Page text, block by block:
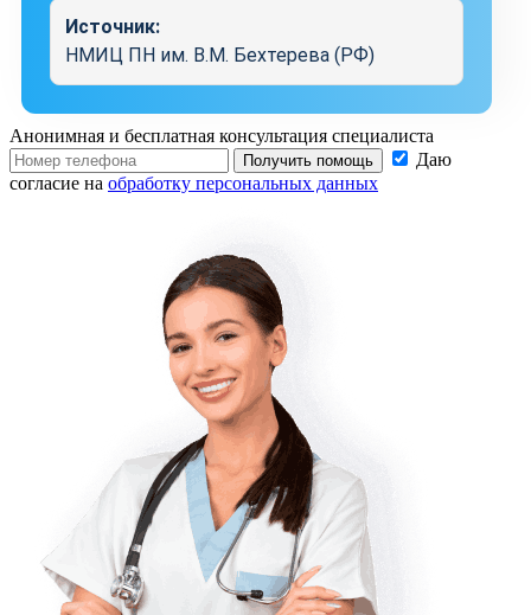
Источник:
НМИЦ ПН им. В.М. Бехтерева (РФ)
Анонимная и бесплатная консультация специалиста
Получить помощь
Даю
согласие на обработку персональных данных